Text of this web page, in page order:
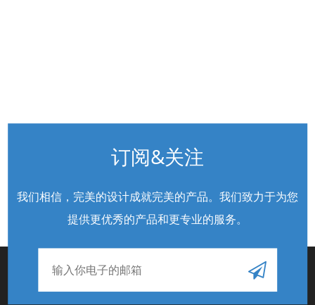
订阅&关注
我们相信，完美的设计成就完美的产品。我们致力于为您
提供更优秀的产品和更专业的服务。